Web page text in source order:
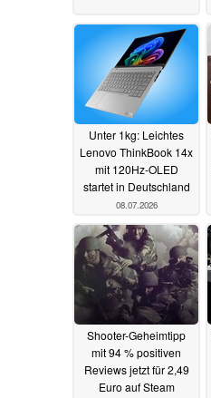
Unter 1kg: Leichtes
Lenovo ThinkBook 14x
mit 120Hz-OLED
startet in Deutschland
08.07.2026
Shooter-Geheimtipp
mit 94 % positiven
Reviews jetzt für 2,49
Euro auf Steam